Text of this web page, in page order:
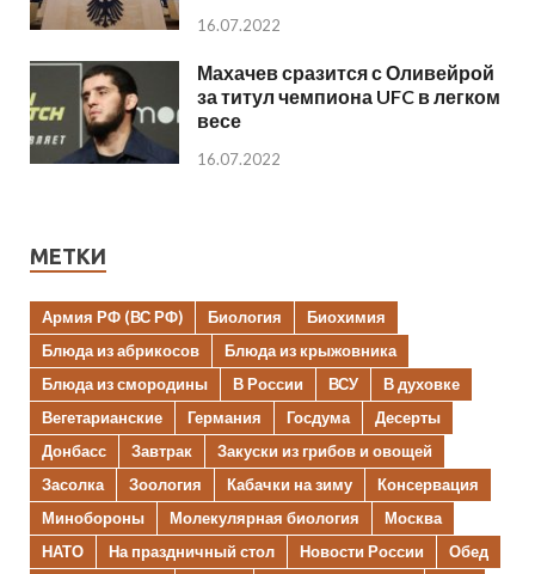
16.07.2022
Махачев сразится с Оливейрой
за титул чемпиона UFC в легком
весе
16.07.2022
МЕТКИ
Армия РФ (ВС РФ) Биология
Биохимия
Блюда из абрикосов
Блюда из крыжовника
Блюда из смородины
В России ВСУ
В духовке
Вегетарианские
Германия Госдума
Десерты
Донбасс
Завтрак
Закуски из грибов и овощей
Засолка
Зоология Кабачки на зиму
Консервация
Минобороны
Молекулярная биология
Москва
НАТО
На праздничный стол Новости России
Обед